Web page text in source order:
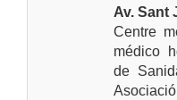
Av. Sant
Centre
médico
de